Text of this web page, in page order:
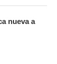
nueva a